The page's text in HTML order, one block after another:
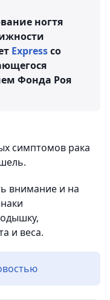
ногтя
Expressсо
Фонда Роя
симптомов рака
внимание и на
и веса.